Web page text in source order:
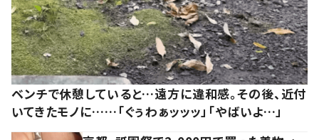
ベンチで休憩していると…遠方に違和感。その後、近付
いてきたモノに……「ぐぅわぁッッッ」「やばいよ…」